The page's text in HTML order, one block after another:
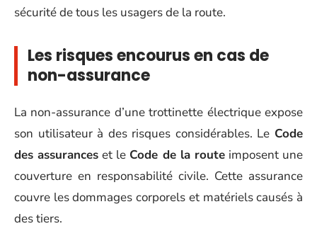
sécurité de tous les usagers de la route.
Les risques encourus en cas de
non-assurance
La non-assurance d’une trottinette électrique expose
son utilisateur à des risques considérables. Le Code
des assurances et le Code de la routeimposent une
couverture en responsabilité civile. Cette assurance
couvre les dommages corporels et matériels causés à
des tiers.